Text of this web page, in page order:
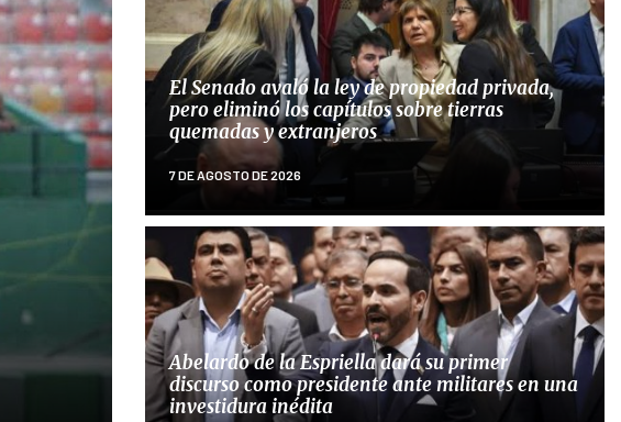
El Senado avaló la ley de propiedad privada,
pero eliminó los capítulos sobre tierras
quemadas y extranjeros
7 DE AGOSTO DE 2026
Abelardo de la Espriella dará su primer
discurso como presidente ante militares en una
investidura inédita